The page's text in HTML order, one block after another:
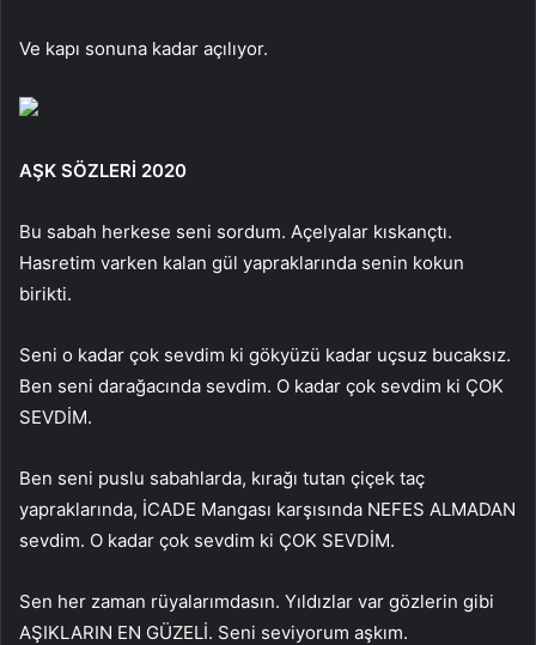
Ve kapı sonuna kadar açılıyor.
AŞK SÖZLERİ 2020
Bu sabah herkese seni sordum. Açelyalar kıskançtı.
Hasretim varken kalan gül yapraklarında senin kokun
birikti.
Seni o kadar çok sevdim ki gökyüzü kadar uçsuz bucaksız.
Ben seni darağacında sevdim. O kadar çok sevdim ki ÇOK
SEVDİM.
Ben seni puslu sabahlarda, kırağı tutan çiçek taç
yapraklarında, İCADE Mangası karşısında NEFES ALMADAN
sevdim. O kadar çok sevdim ki ÇOK SEVDİM.
Sen her zaman rüyalarımdasın. Yıldızlar var gözlerin gibi
AŞIKLARIN EN GÜZELİ. Seni seviyorum aşkım.